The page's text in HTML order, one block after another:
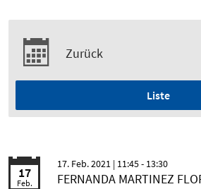
Zurück
Liste
17
Feb.
17. Feb. 2021 | 11:45 - 13:30
FERNANDA MARTINEZ